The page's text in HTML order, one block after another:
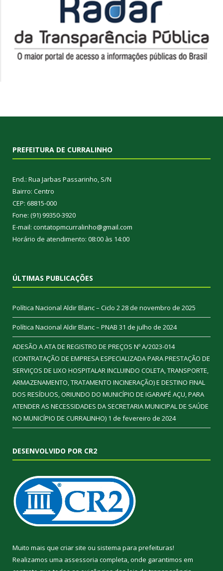
PREFEITURA DE CURRALINHO
End.: Rua Jarbas Passarinho, S/N
Bairro: Centro
CEP: 68815-000
Fone: (91) 99350-3920
E-mail: contatopmcurralinho@gmail.com
Horário de atendimento: 08:00 às 14:00
ÚLTIMAS PUBLICAÇÕES
Política Nacional Aldir Blanc – Ciclo 228 de novembro de 2025
Política Nacional Aldir Blanc – PNAB 31 de julho de 2024
ADESÃO A ATA DE REGISTRO DE PREÇOS Nº A/2023-014
(CONTRATAÇÃO DE EMPRESA ESPECIALIZADA PARA PRESTAÇÃO DE
SERVIÇOS DE LIXO HOSPITALAR INCLUINDO COLETA, TRANSPORTE,
ARMAZENAMENTO, TRATAMENTO INCINERAÇÃO) E DESTINO FINAL
DOS RESÍDUOS, ORIUNDO DO MUNICÍPIO DE IGARAPÉ AÇU, PARA
ATENDER AS NECESSIDADES DA SECRETARIA MUNICIPAL DE SAÚDE
NO MUNICÍPIO DE CURRALINHO) 1 de fevereiro de 2024
DESENVOLVIDO POR CR2
Muito mais que criar site ou sistema para prefeituras!
Realizamos uma assessoria completa, onde garantimos em